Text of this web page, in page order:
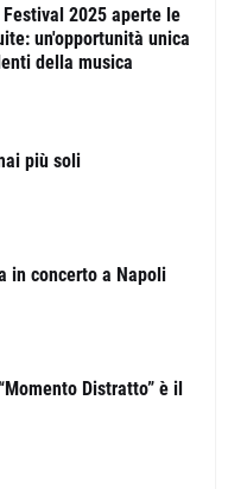
2025 aperte le
un'opportunità unica
della musica
più soli
in concerto a Napoli
Distratto” è il